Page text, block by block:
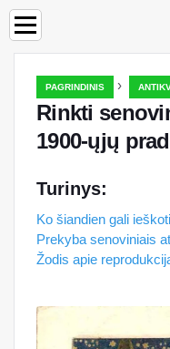
PAGRINDINIS ›
Rinkti
1900-ųjų
Turinys:
Ko šiandien gali
Prekyba senoviniais
Žodis apie